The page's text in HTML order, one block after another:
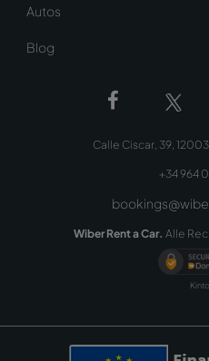
Autos
Blog
Calle Ciscar, 39,
+34 964
Wiber Rent a Car. Alle